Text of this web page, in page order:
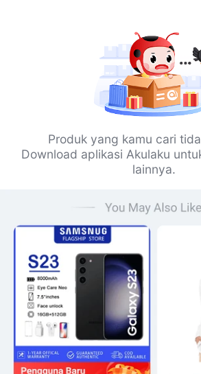
Produk yang kamu cari
Download aplikasi Akulaku
lainnya.